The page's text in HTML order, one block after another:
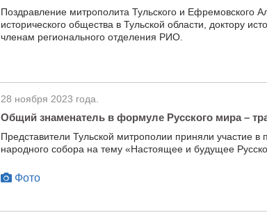
Поздравление митрополита Тульского и Ефремовского
исторического общества в Тульской области, доктору
членам регионального отделения РИО.
28 ноября 2023 года.
Общий знаменатель в формуле Русского мира –
Представители Тульской митрополии приняли участие
народного собора на тему «Настоящее и будущее
Фото